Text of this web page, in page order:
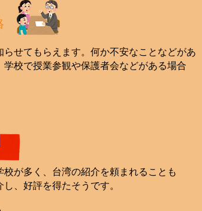
せてもらえます。何か不安なことなどがあ
校で授業参観や保護者会などがある場合
が多く、台湾の紹介を頼まれることも
、好評を得たそうです。